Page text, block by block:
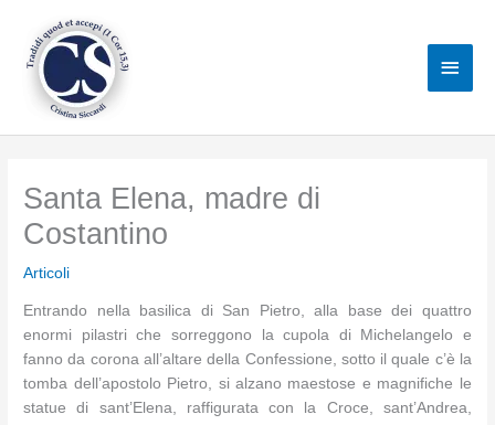
contenuto
Santa Elena, madre di
Costantino
Articoli
Entrando nella basilica di San Pietro, alla base dei quattro
enormi pilastri che sorreggono la cupola di Michelangelo e
fanno da corona all’altare della Confessione, sotto il quale c’è la
tomba dell’apostolo Pietro, si alzano maestose e magnifiche le
statue di sant’Elena, raffigurata con la Croce, sant’Andrea,